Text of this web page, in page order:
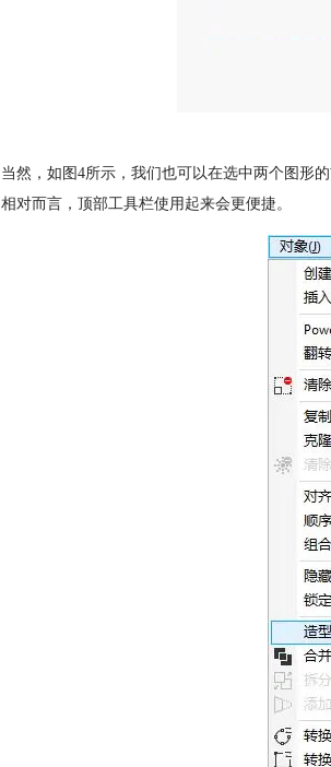
当然，如图4所示，我们也可以在选中两个图形
相对而言，顶部工具栏使用起来会更便捷。